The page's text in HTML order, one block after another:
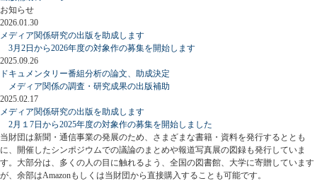
お知らせ
2026.01.30
メディア関係研究の出版を助成します
3月2日から2026年度の対象作の募集を開始します
2025.09.26
ドキュメンタリー番組分析の論文、助成決定
メディア関係の調査・研究成果の出版補助
2025.02.17
メディア関係研究の出版を助成します
2月１7日から2025年度の対象作の募集を開始しました
当財団は新聞・通信事業の発展のため、さまざまな書籍・資料を発行するととも
に、開催したシンポジウムでの議論のまとめや報道写真展の図録も発行していま
す。大部分は、多くの人の目に触れるよう、全国の図書館、大学に寄贈しています
が、余部はAmazonもしくは当財団から直接購入することも可能です。